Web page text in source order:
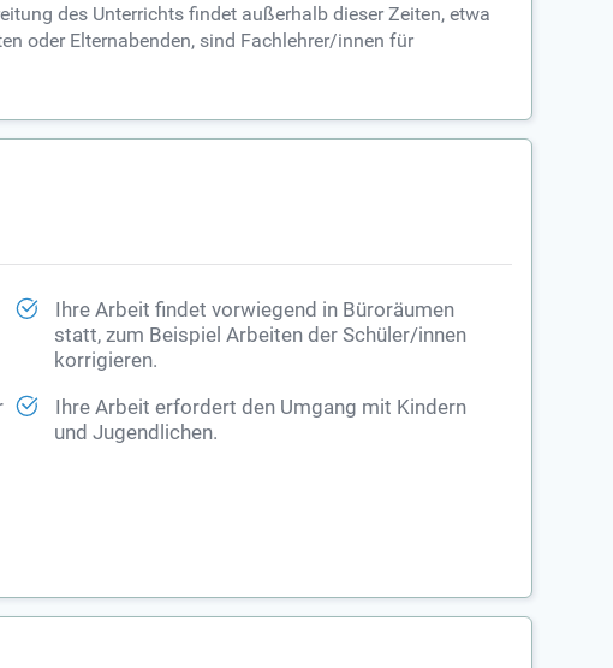
des Unterrichts findet außerhalb dieser Zeiten, etwa
oder Elternabenden, sind Fachlehrer/innen für
Ihre Arbeit findet vorwiegend in Büroräumen
statt, zum Beispiel Arbeiten der Schüler/innen
korrigieren.
Ihre Arbeit erfordert den Umgang mit Kindern
und Jugendlichen.